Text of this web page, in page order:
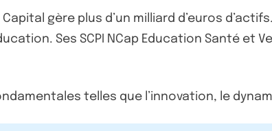
gère plus d’un milliard d’euros
Ses SCPI NCap Education Santé et
telles que l’innovation, le